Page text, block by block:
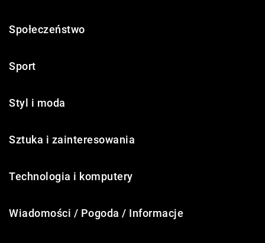
Społeczeństwo
Sport
Styl i moda
Sztuka i zainteresowania
Technologia i komputery
Wiadomości / Pogoda / Informacje